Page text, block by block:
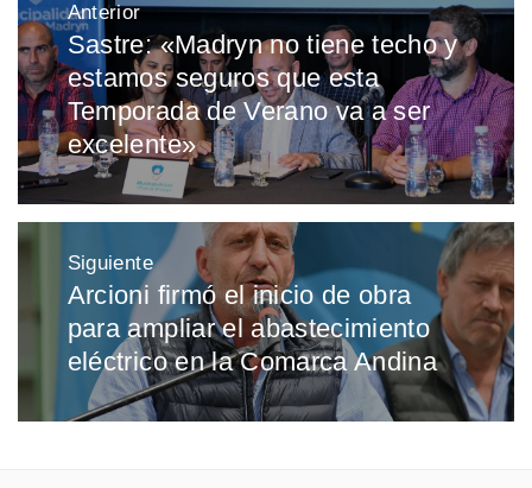
de
entradas
Anterior
Entrada
anterior:
Sastre: «Madryn no tiene techo y
estamos seguros que esta
Temporada de Verano va a ser
excelente»
Siguiente
Entrada
siguiente:
Arcioni firmó el inicio de obra
para ampliar el abastecimiento
eléctrico en la Comarca Andina